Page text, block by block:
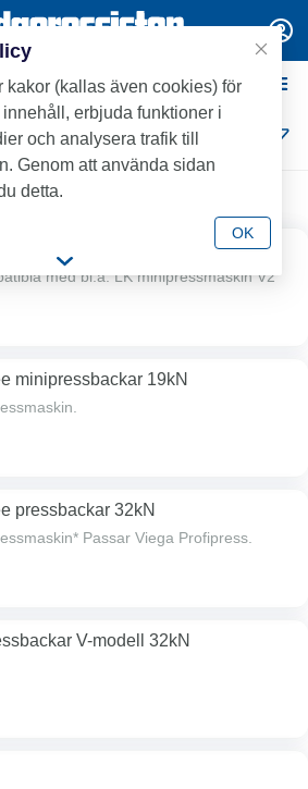
backar
(38)
- RP219 19kN
med bl.a. LK minipressmaskin V2
minipressbackar 19kN
pressbackar 32kN
Passar Viega Profipress.
V-modell 32kN
kakor (kallas även cookies) för
erbjuda funktioner i
och analysera trafik till
Genom att använda sidan
detta.
OK